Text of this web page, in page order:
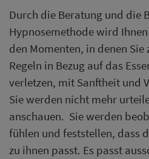
Durch die Beratung und die
Hypnosemethode wird
den Momenten, in denen
Regeln in Bezug auf das
verletzen, mit Sanftheit und
Sie werden nicht mehr
anschauen. Sie werden
fühlen und feststellen, dass
zu ihnen passt. Es passt